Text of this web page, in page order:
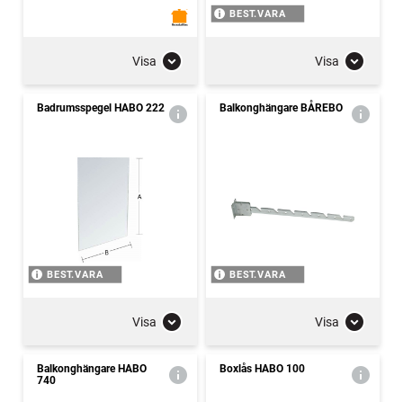
Visa
BEST.VARA
Visa
Badrumsspegel HABO 222
BEST.VARA
Visa
Balkonghängare BÅREBO
BEST.VARA
Visa
Balkonghängare HABO
740
Boxlås HABO 100